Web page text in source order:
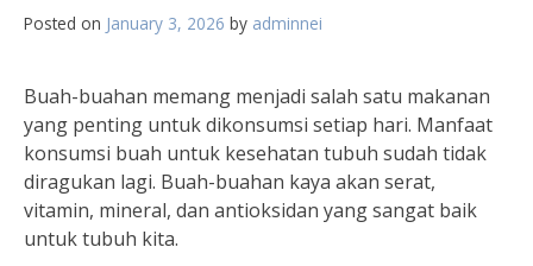
Posted on January 3, 2026 by adminnei
Buah-buahan memang menjadi salah satu makanan
yang penting untuk dikonsumsi setiap hari. Manfaat
konsumsi buah untuk kesehatan tubuh sudah tidak
diragukan lagi. Buah-buahan kaya akan serat,
vitamin, mineral, dan antioksidan yang sangat baik
untuk tubuh kita.